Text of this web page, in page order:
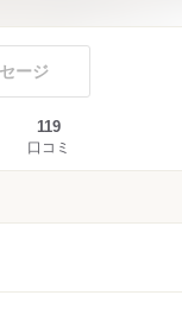
ージ
119
口コミ